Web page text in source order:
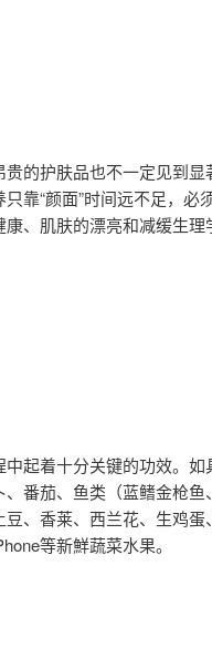
的护肤品也不一定见到显
靠“颜面”时间远不足，必
、肌肤的漂亮和减缓生理
起着十分关键的功效。如
番茄、鱼类（蓝鳍金枪鱼
、香莱、西兰花、生鸡蛋
等新鮮蔬菜水果。